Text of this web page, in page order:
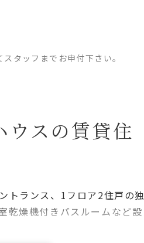
タッフまでお申付下さい。
ウスの賃貸住
トランス、1フロア2住戸の独
乾燥機付きバスルームなど設